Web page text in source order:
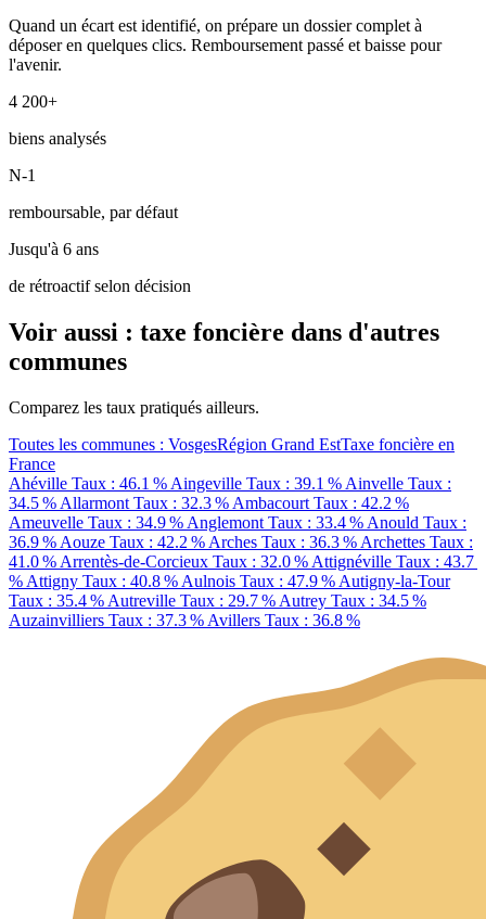
Quand un écart est identifié, on prépare un dossier complet à
déposer en quelques clics. Remboursement passé et baisse pour
l'avenir.
4 200+
biens analysés
N-1
remboursable, par défaut
Jusqu'à 6 ans
de rétroactif selon décision
Voir aussi : taxe foncière dans d'autres
communes
Comparez les taux pratiqués ailleurs.
Toutes les communes : VosgesRégion Grand EstTaxe foncière en
France
Ahéville Taux : 46.1 % Aingeville Taux : 39.1 % Ainvelle Taux :
34.5 % Allarmont Taux : 32.3 % Ambacourt Taux : 42.2 %
Ameuvelle Taux : 34.9 % Anglemont Taux : 33.4 % Anould Taux :
36.9 % Aouze Taux : 42.2 % Arches Taux : 36.3 % Archettes Taux :
41.0 % Arrentès-de-Corcieux Taux : 32.0 % Attignéville Taux : 43.7
% Attigny Taux : 40.8 % Aulnois Taux : 47.9 % Autigny-la-Tour
Taux : 35.4 % Autreville Taux : 29.7 % Autrey Taux : 34.5 %
Auzainvilliers Taux : 37.3 % Avillers Taux : 36.8 %